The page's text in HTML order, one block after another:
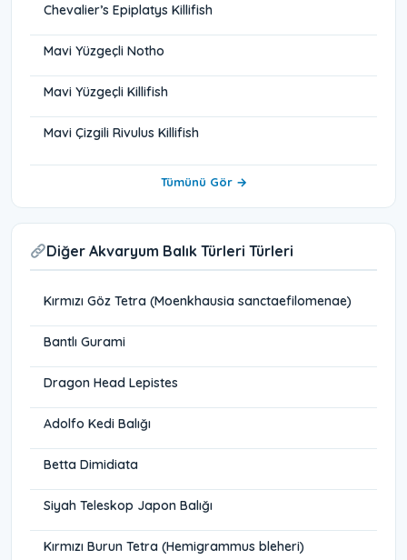
Chevalier’s Epiplatys Killifish
Mavi Yüzgeçli Notho
Mavi Yüzgeçli Killifish
Mavi Çizgili Rivulus Killifish
Tümünü Gör →
Diğer Akvaryum Balık Türleri Türleri
Kırmızı Göz Tetra (Moenkhausia sanctaefilomenae)
Bantlı Gurami
Dragon Head Lepistes
Adolfo Kedi Balığı
Betta Dimidiata
Siyah Teleskop Japon Balığı
Kırmızı Burun Tetra (Hemigrammus bleheri)